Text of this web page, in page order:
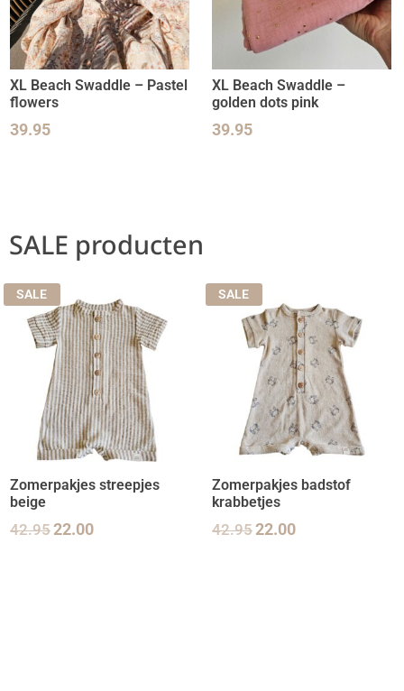
XL Beach Swaddle – Pastel
flowers
39.95
XL Beach Swaddle –
golden dots pink
39.95
SALE producten
SALE
Zomerpakjes streepjes
beige
42.9522.00
SALE
Zomerpakjes badstof
krabbetjes
42.9522.00